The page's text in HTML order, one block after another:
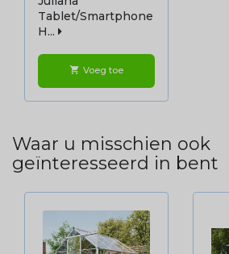
Tablet/smartphone
H...
shopping_cart Voeg toe
Waar u misschien ook
geïnteresseerd in bent